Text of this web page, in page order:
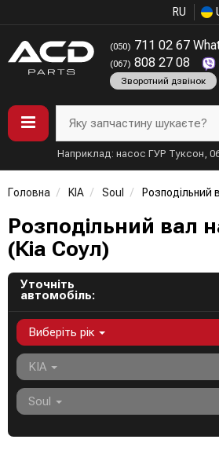
RU
(050) 711 02 67
(067) 808 27 08
Зворотний дзвінок
Яку запчастину шукаєте?
Наприклад: насос ГУР Туксон,
Головна KIA Soul Розподільний
Розподільний вал
(Кіа Соул)
Уточніть
автомобіль:
Виберіть рік
KIA
Soul